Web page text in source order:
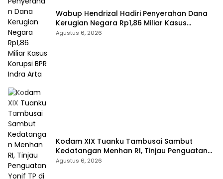
Wabup Hendrizal Hadiri Penyerahan Dana
Kerugian Negara Rp1,86 Miliar Kasus
Korupsi BPR Indra Arta
Agustus 6, 2026
Kodam XIX Tuanku Tambusai Sambut
Kedatangan Menhan RI, Tinjau Penguatan
Yonif TP di Bengkalis dan Kampar
Agustus 6, 2026